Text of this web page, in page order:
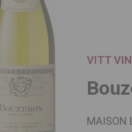
VITT VIN
MAISON